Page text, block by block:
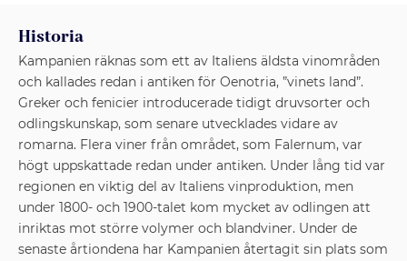
Historia
Kampanien räknas som ett av Italiens äldsta vinområden
och kallades redan i antiken för Oenotria, ”vinets land”.
Greker och fenicier introducerade tidigt druvsorter och
odlingskunskap, som senare utvecklades vidare av
romarna. Flera viner från området, som Falernum, var
högt uppskattade redan under antiken. Under lång tid var
regionen en viktig del av Italiens vinproduktion, men
under 1800- och 1900-talet kom mycket av odlingen att
inriktas mot större volymer och blandviner. Under de
senaste årtiondena har Kampanien återtagit sin plats som